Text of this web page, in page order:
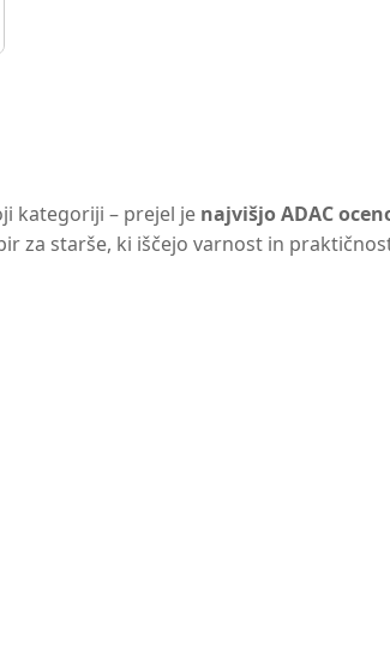
kategoriji – prejel je najvišjo ADAC
za starše, ki iščejo varnost in